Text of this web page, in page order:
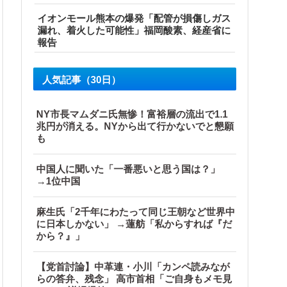
イオンモール熊本の爆発「配管が損傷しガス
漏れ、着火した可能性」福岡酸素、経産省に
報告
人気記事（30日）
NY市長マムダニ氏無惨！富裕層の流出で1.1
兆円が消える。NYから出て行かないでと懇願
も
中国人に聞いた「一番悪いと思う国は？」
→1位中国
麻生氏「2千年にわたって同じ王朝など世界中
に日本しかない」 →蓮舫「私からすれば『だ
から？』」
【党首討論】中革連・小川「カンペ読みなが
らの答弁、残念」 高市首相「ご自身もメモ見